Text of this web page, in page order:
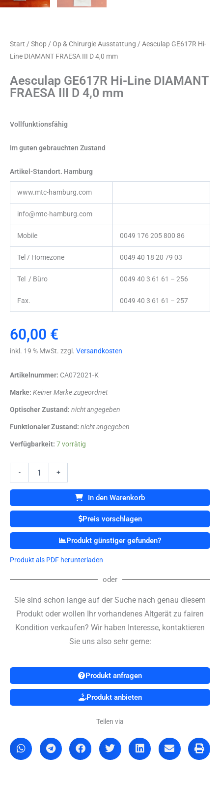
Start / Shop / Op & Chirurgie Ausstattung / Aesculap GE617R Hi-
Line DIAMANT FRAESA III D 4,0 mm
Aesculap GE617R Hi-Line DIAMANT
FRAESA III D 4,0 mm
Vollfunktionsfähig
Im guten gebrauchten Zustand
Artikel-Standort. Hamburg
www.mtc-hamburg.com
info@mtc-hamburg.com
Mobile 0049 176 205 800 86
Tel / Homezone 0049 40 18 20 79 03
Tel / Büro 0049 40 3 61 61 – 256
Fax. 0049 40 3 61 61 – 257
60,00 €
inkl. 19 % MwSt. zzgl. Versandkosten
Artikelnummer: CA072021-K
Marke: Keiner Marke zugeordnet
Optischer Zustand: nicht angegeben
Funktionaler Zustand: nicht angegeben
Verfügbarkeit: 7 vorrätig
-
Aesculap
Hi-
Line
DIAMANT
FRAESA
D
mm
+
In den Warenkorb
Preis vorschlagen
Produkt günstiger gefunden?
Produkt als PDF herunterladen
oder
Sie sind schon lange auf der Suche nach genau diesem
Produkt oder wollen Ihr vorhandenes Altgerät zu fairen
Kondition verkaufen? Wir haben Interesse, kontaktieren
Sie uns also sehr gerne:
Produkt anfragen
Produkt anbieten
Teilen via